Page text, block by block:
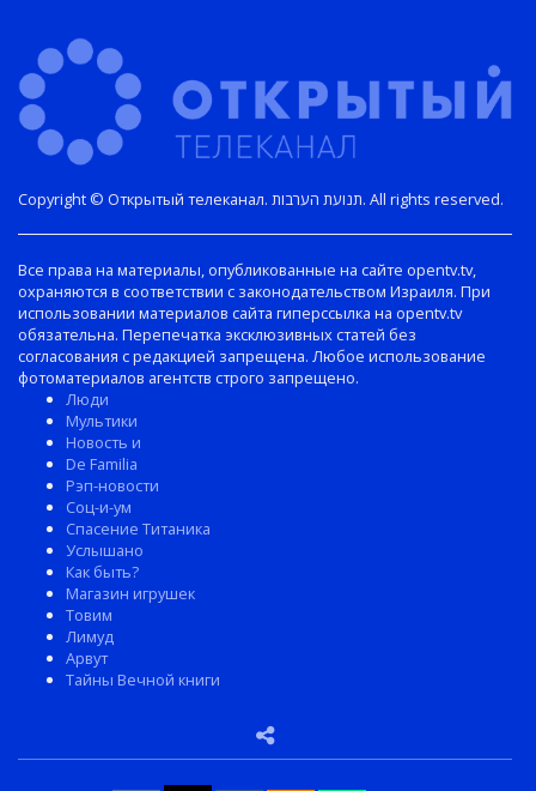
Copyright © Открытый телеканал. תנועת הערבות. All rights reserved.
Все права на материалы, опубликованные на сайте opentv.tv,
охраняются в соответствии с законодательством Израиля. При
использовании материалов сайта гиперссылка на opentv.tv
обязательна. Перепечатка эксклюзивных статей без
согласования с редакцией запрещена. Любое использование
фотоматериалов агентств строго запрещено.
Люди
Мультики
Новость и
De Familia
Рэп-новости
Соц-и-ум
Спасение Титаника
Услышано
Как быть?
Магазин игрушек
Товим
Лимуд
Арвут
Тайны Вечной книги